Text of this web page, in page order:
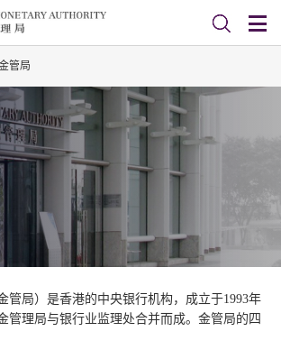
管局
管局）是香港的中央银行机构，成立于1993年
管理局与银行业监理处合并而成。金管局的四